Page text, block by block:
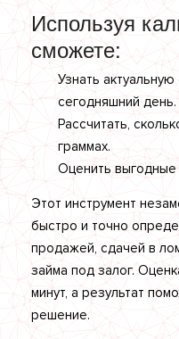
Используя
сможете:
Узнать
сегодняшний день.
Рассчитать,
граммах.
Оценить выгодные
Этот инструмент
быстро и точно
продажей, сдачей в
займа под залог.
минут, а результат
решение.